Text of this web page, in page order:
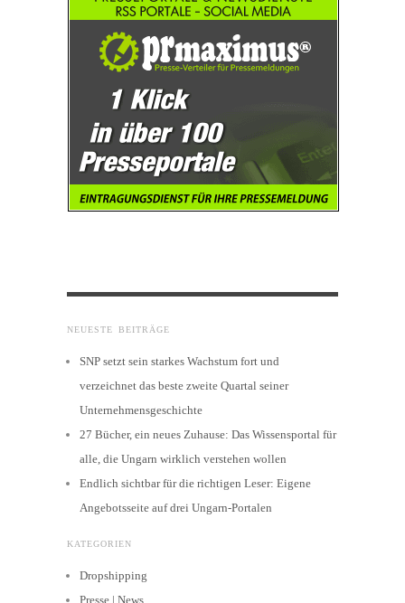
NEUESTE BEITRÄGE
SNP setzt sein starkes Wachstum fort und
verzeichnet das beste zweite Quartal seiner
Unternehmensgeschichte
27 Bücher, ein neues Zuhause: Das Wissensportal für
alle, die Ungarn wirklich verstehen wollen
Endlich sichtbar für die richtigen Leser: Eigene
Angebotsseite auf drei Ungarn-Portalen
KATEGORIEN
Dropshipping
Presse | News